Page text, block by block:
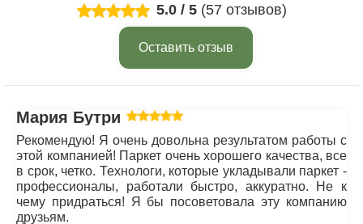
5.0 / 5 (57 отзывов)
Оставить отзыв
Мария Бутрим
Рекомендую! Я очень довольна результатом работы с
этой компанией! Паркет очень хорошего качества, все
в срок, четко. Технологи, которые укладывали паркет -
профессионалы, работали быстро, аккуратно. Не к
чему придраться! Я бы посоветовала эту компанию
друзьям.